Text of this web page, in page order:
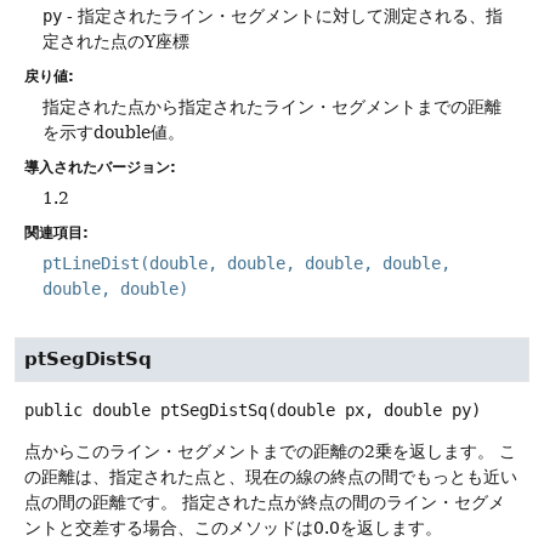
py - 指定されたライン・セグメントに対して測定される、指
定された点のY座標
戻り値:
指定された点から指定されたライン・セグメントまでの距離
を示すdouble値。
導入されたバージョン:
1.2
関連項目:
ptLineDist(double, double, double, double,
double, double)
ptSegDistSq
public double ptSegDistSq(double px, double py)
点からこのライン・セグメントまでの距離の2乗を返します。
こ
の距離は、指定された点と、現在の線の終点の間でもっとも近い
点の間の距離です。
指定された点が終点の間のライン・セグメ
ントと交差する場合、このメソッドは0.0を返します。